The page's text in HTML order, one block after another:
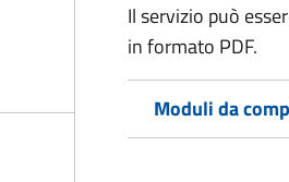
Il servizio può
in formato PDF.
Moduli da